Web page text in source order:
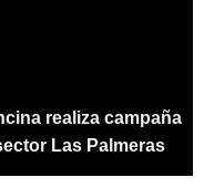
realiza campaña
Las Palmeras